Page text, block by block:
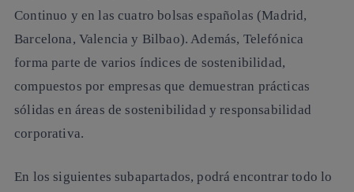
Continuo y en las cuatro bolsas españolas (Madrid,
Barcelona, Valencia y Bilbao). Además, Telefónica
forma parte de varios índices de sostenibilidad,
compuestos por empresas que demuestran prácticas
sólidas en áreas de sostenibilidad y responsabilidad
corporativa.
En los siguientes subapartados, podrá encontrar todo lo